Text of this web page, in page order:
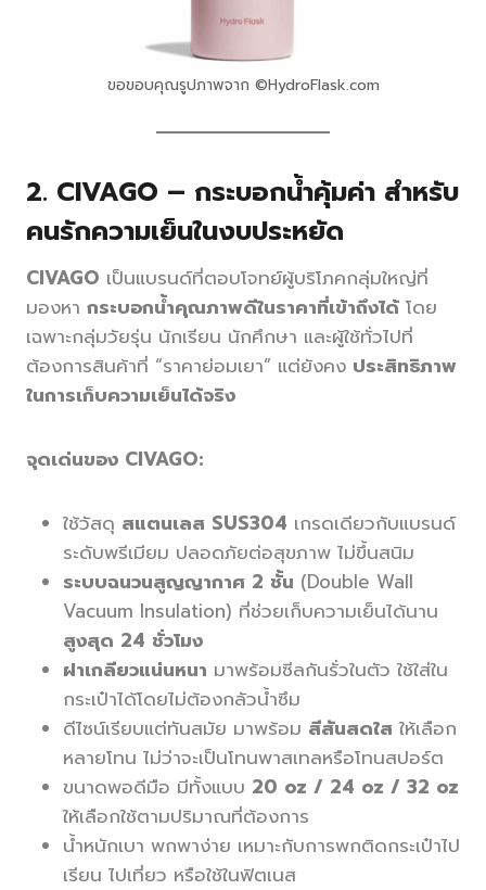
ขอขอบคุณรูปภาพจาก ©HydroFlask.com
2. CIVAGO – กระบอกน้ำคุ้มค่า สำหรับ
คนรักความเย็นในงบประหยัด
CIVAGO เป็นแบรนด์ที่ตอบโจทย์ผู้บริโภคกลุ่มใหญ่ที่
มองหา กระบอกน้ำคุณภาพดีในราคาที่เข้าถึงได้ โดย
เฉพาะกลุ่มวัยรุ่น นักเรียน นักศึกษา และผู้ใช้ทั่วไปที่
ต้องการสินค้าที่ “ราคาย่อมเยา” แต่ยังคง ประสิทธิภาพ
ในการเก็บความเย็นได้จริง
จุดเด่นของ CIVAGO:
ใช้วัสดุ สแตนเลส SUS304 เกรดเดียวกับแบรนด์
ระดับพรีเมียม ปลอดภัยต่อสุขภาพ ไม่ขึ้นสนิม
ระบบฉนวนสูญญากาศ 2 ชั้น (Double Wall
Vacuum Insulation) ที่ช่วยเก็บความเย็นได้นาน
สูงสุด 24 ชั่วโมง
ฝาเกลียวแน่นหนา มาพร้อมซีลกันรั่วในตัว ใช้ใส่ใน
กระเป๋าได้โดยไม่ต้องกลัวน้ำซึม
ดีไซน์เรียบแต่ทันสมัย มาพร้อม สีสันสดใสให้เลือก
หลายโทน ไม่ว่าจะเป็นโทนพาสเทลหรือโทนสปอร์ต
ขนาดพอดีมือ มีทั้งแบบ 20 oz / 24 oz / 32 oz
ให้เลือกใช้ตามปริมาณที่ต้องการ
น้ำหนักเบา พกพาง่าย เหมาะกับการพกติดกระเป๋าไป
เรียน ไปเที่ยว หรือใช้ในฟิตเนส